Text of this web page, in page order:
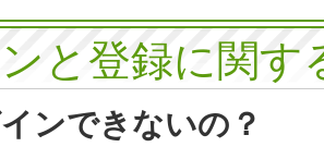
と登録に関す
ンできないの？